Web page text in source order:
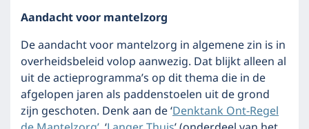
Aandacht voor mantelzorg
De aandacht voor mantelzorg in algemene zin is in
overheidsbeleid volop aanwezig. Dat blijkt alleen al
uit de actieprogramma’s op dit thema die in de
afgelopen jaren als paddenstoelen uit de grond
zijn geschoten. Denk aan de ‘Denktank Ont-Regel